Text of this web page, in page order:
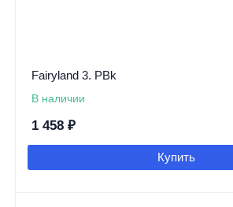
Fairyland 3. PBk
В наличии
1 458 ₽
Купить